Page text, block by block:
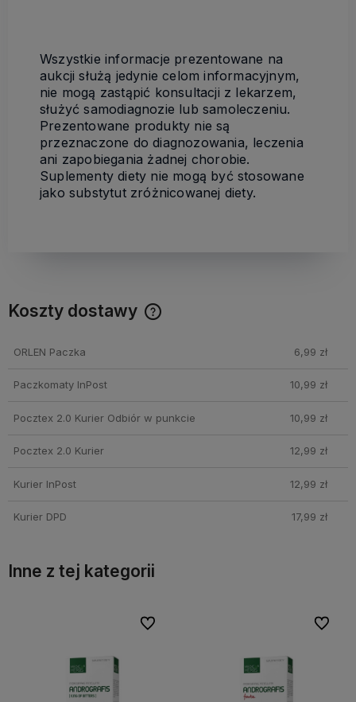
Wszystkie informacje prezentowane na
aukcji służą jedynie celom informacyjnym,
nie mogą zastąpić konsultacji z lekarzem,
służyć samodiagnozie lub samoleczeniu.
Prezentowane produkty nie są
przeznaczone do diagnozowania, leczenia
ani zapobiegania żadnej chorobie.
Suplementy diety nie mogą być stosowane
jako substytut zróżnicowanej diety.
Koszty dostawy
ORLEN Paczka 6,99 zł
Paczkomaty InPost 10,99 zł
Pocztex 2.0 Kurier Odbiór w punkcie 10,99 zł
Pocztex 2.0 Kurier 12,99 zł
Kurier InPost 12,99 zł
Kurier DPD 17,99 zł
Inne z tej kategorii
Do ulubionych
Do ulubionych Do
Do